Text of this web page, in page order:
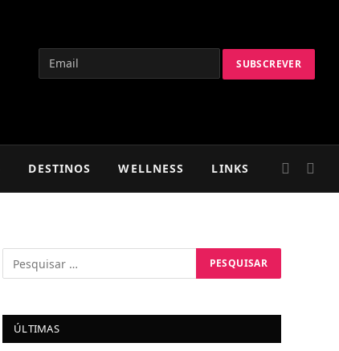
DESTINOS WELLNESS LINKS
ÚLTIMAS